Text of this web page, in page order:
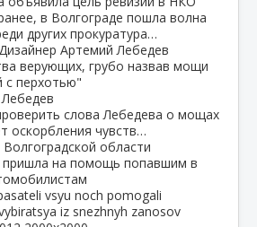
в Волгограде пошла волна
других прокуратура…
Дизайнер Артемий Лебедев
верующих, грубо назвав мощи
с перхотью"
слова Лебедева о мощах
оскорбления чувств…
области
пришла на помощь попавшим в